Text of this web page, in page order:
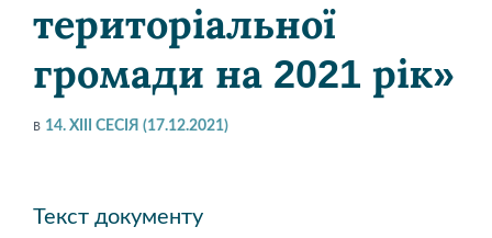
територіальної
громади на 2021 рік»
в 14. XIII СЕСІЯ (17.12.2021)
Текст документу